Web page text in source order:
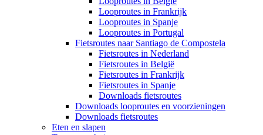
Looproutes in Frankrijk
Looproutes in Spanje
Looproutes in Portugal
Fietsroutes naar Santiago de Compostela
Fietsroutes in Nederland
Fietsroutes in België
Fietsroutes in Frankrijk
Fietsroutes in Spanje
Downloads fietsroutes
Downloads looproutes en voorzieningen
Downloads fietsroutes
Eten en slapen